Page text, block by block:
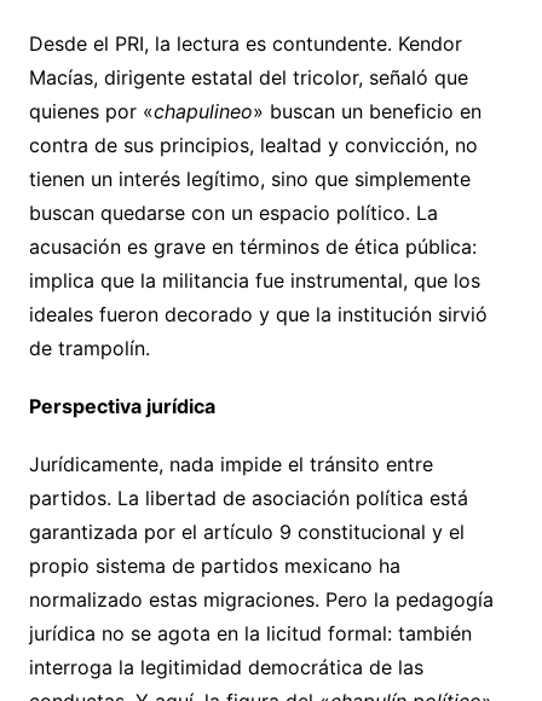
Desde el PRI, la lectura es contundente. Kendor
Macías, dirigente estatal del tricolor, señaló que
quienes por «chapulineo» buscan un beneficio en
contra de sus principios, lealtad y convicción, no
tienen un interés legítimo, sino que simplemente
buscan quedarse con un espacio político. La
acusación es grave en términos de ética pública:
implica que la militancia fue instrumental, que los
ideales fueron decorado y que la institución sirvió
de trampolín.
Perspectiva jurídica
Jurídicamente, nada impide el tránsito entre
partidos. La libertad de asociación política está
garantizada por el artículo 9 constitucional y el
propio sistema de partidos mexicano ha
normalizado estas migraciones. Pero la pedagogía
jurídica no se agota en la licitud formal: también
interroga la legitimidad democrática de las